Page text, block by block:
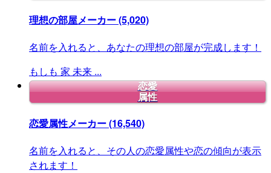
理想の部屋メーカー(5,020)
名前を入れると、あなたの理想の部屋が完成します！
もしも 家 未来 ...
恋愛
属性
恋愛属性メーカー(16,540)
名前を入れると、その人の恋愛属性や恋の傾向が表示
されます！